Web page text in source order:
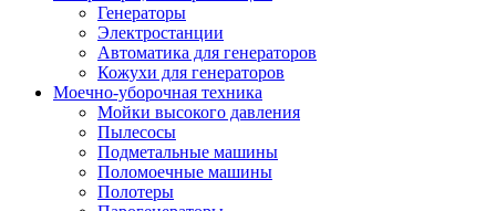
Генераторы
Электростанции
Автоматика для генераторов
Кожухи для генераторов
Моечно-уборочная техника
Мойки высокого давления
Пылесосы
Подметальные машины
Поломоечные машины
Полотеры